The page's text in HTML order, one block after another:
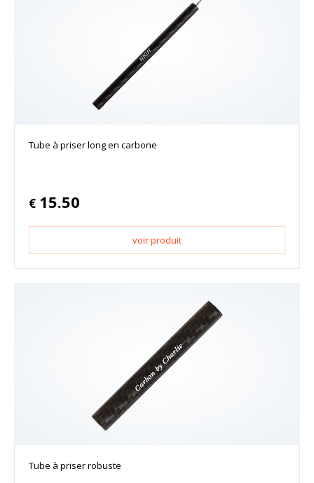
Tube à priser long en carbone
€ 15.50
voir produit
Tube à priser robuste